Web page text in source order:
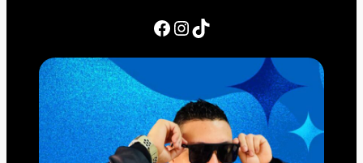
Facebook InstagramTikTok